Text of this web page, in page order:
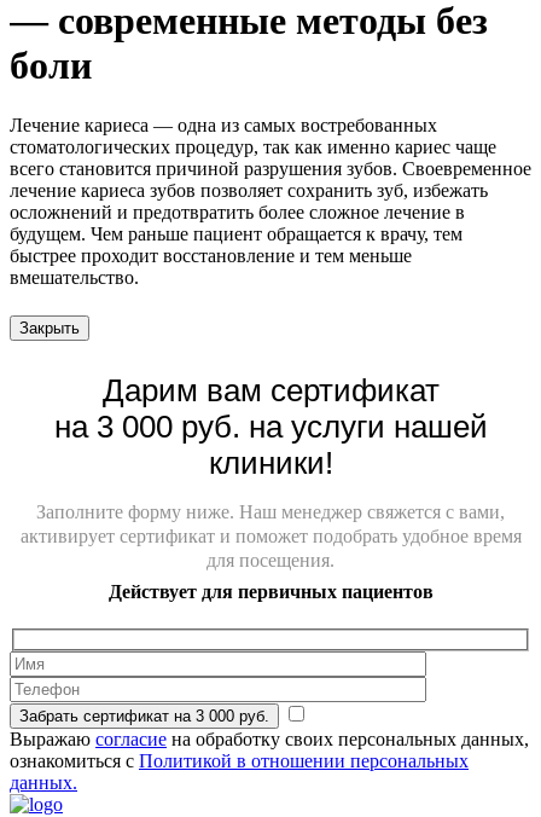
— современные методы без
боли
Лечение кариеса — одна из самых востребованных
стоматологических процедур, так как именно кариес чаще
всего становится причиной разрушения зубов. Своевременное
лечение кариеса зубов позволяет сохранить зуб, избежать
осложнений и предотвратить более сложное лечение в
будущем. Чем раньше пациент обращается к врачу, тем
быстрее проходит восстановление и тем меньше
вмешательство.
Современное лечение кариеса в Мытищах проводится с
использованием безопасных материалов и точной
современных технологий, лечить кариес можно без боли и
дискомфорта. Врач оценивает глубину поражения, подбирает
метод восстановления и проводит аккуратное удаление
поврежденных тканей.
установку пломбы, но и полную обработку пораженной
области, чтобы исключить повторное развитие заболевания.
Именно поэтому важно проходить лечение от кариеса у
специалистов с большим практическим опытом.
стоматологических проблем.
Лечение кариеса зубов с
использованием современных
технологий
Закрыть
Дарим вам сертификат
на 3 000 руб. на услуги нашей
клиники!
Заполните форму ниже. Наш менеджер свяжется с вами,
активирует сертификат и поможет подобрать удобное время
для посещения.
Действует для первичных пациентов
Забрать сертификат на 3 000 руб.
Выражаю согласие на обработку своих персональных данных,
ознакомиться с Политикой в отношении персональных
данных.